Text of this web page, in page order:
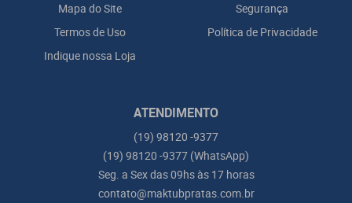
Mapa do Site
Termos de Uso
Indique nossa Loja
Segurança
Política de Privacidade
ATENDIMENTO
(19) 98120 -9377
(19) 98120 -9377 (WhatsApp)
Seg. a Sex das 09hs às 17 horas
contato@maktubpratas.com.br